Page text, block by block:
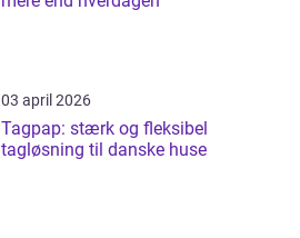
03 april 2026
Tagpap: stærk og fleksibel
tagløsning til danske huse